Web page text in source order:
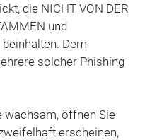
die NICHT VON DER
und
Dem
solcher Phishing-
wachsam, öffnen Sie
erscheinen,